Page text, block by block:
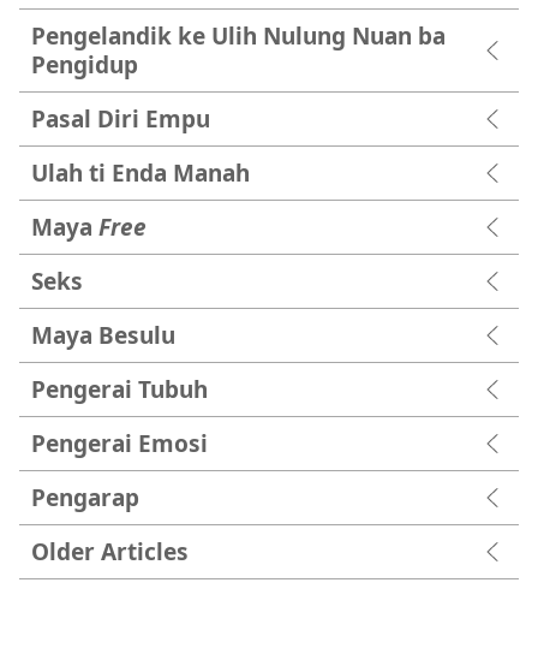
Pengelandik ke Ulih Nulung Nuan ba
Pengidup
Pasal Diri Empu
Ulah ti Enda Manah
Maya Free
Seks
Maya Besulu
Pengerai Tubuh
Pengerai Emosi
Pengarap
Older Articles